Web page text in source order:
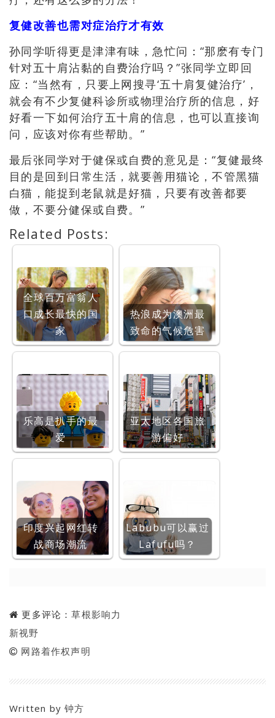
复健改善也需对症治疗才有效
孙同学听得更是津津有味，急忙问：“那麽有专门
针对五十肩沾黏的自费治疗吗？”张同学立即回
应：“当然有，只要上网搜寻‘五十肩复健治疗’，
就会有不少复健科诊所或物理治疗所的信息，好
好看一下如何治疗五十肩的信息，也可以直接询
问，应该对你有些帮助。”
最后张同学对于健保或自费的意见是：“复健最终
目的是回到日常生活，就要善用猫论，不管黑猫
白猫，能捉到老鼠就是好猫，只要有改善都要
做，不要分健保或自费。”
Related Posts:
全球百万富翁人
口成长最快的国
家
热浪成为澳洲最
致命的气候危害
乐高是扒手的最
爱
亚太地区各国旅
游偏好
印度兴起网红转
战商场潮流
Labubu可以赢过
Lafufu吗？
更多评论：草根影响力
新视野
网路着作权声明
Written by钟方